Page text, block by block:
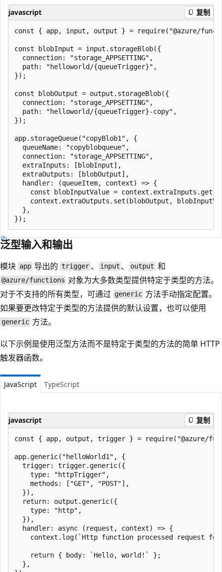
javascript 复制
const { app, input, output } = require("@azure/
const blobInput = input.storageBlob({
  connection: "storage_APPSETTING",
  path: "helloworld/{queueTrigger}",
});
const blobOutput = output.storageBlob({
  connection: "storage_APPSETTING",
  path: "helloworld/{queueTrigger}-copy",
});
app.storageQueue("copyBlob1", {
  queueName: "copyblobqueue",
  connection: "storage_APPSETTING",
  extraInputs: [blobInput],
  extraOutputs: [blobOutput],
  handler: (queueItem, context) => {
const blobInputValue =
context.extraOutputs.set(blobOutput,
  },
泛型输入和输出
模块 app 导出的 trigger 、 input 、 output 和
@azure/functions 对象为大多数类型提供特定于类型的方法。
对于不支持的所有类型，可通过 generic 方法手动指定配置。
如果要更改特定于类型的方法提供的默认设置，也可以使用
generic 方法。
以下示例是使用泛型方法而不是特定于类型的方法的简单 HTTP
触发器函数。
JavaScript TypeScript
javascript 复制
const { app, output, trigger } = require("@azure/
app.generic("helloWorld1", {
  trigger: trigger.generic({
    type: "httpTrigger",
    methods: ["GET", "POST"],
  }),
  return: output.generic({
    type: "http",
  }),
  handler: async (request, context) => {
context.log(`Http function processed request
    return { body: `Hello, world!` };
  },